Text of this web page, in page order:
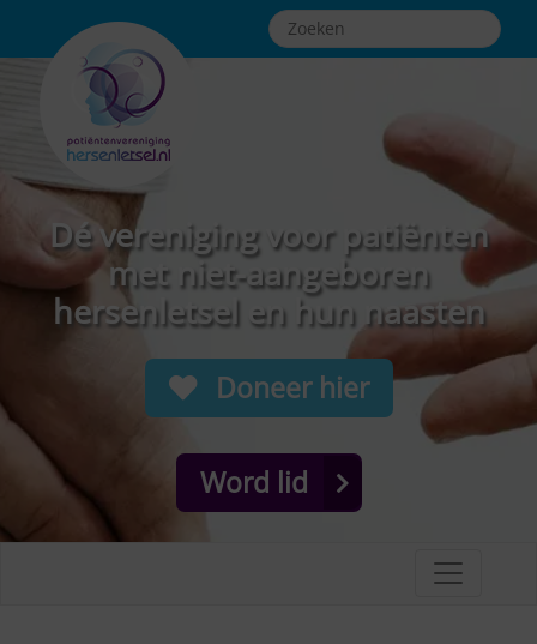
Dé vereniging voor patiënten
met niet-aangeboren
hersenletsel en hun naasten
Doneer hier
Word lid